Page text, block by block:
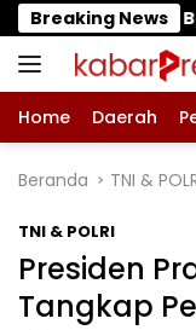
Langsung
ke
konten
Breaking News
Hukum
Home Daerah
Beranda TNI &
TNI & POLRI
Presiden
Tangkap